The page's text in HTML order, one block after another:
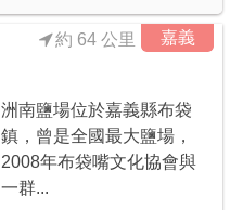
嘉義
約 64 公里
洲南鹽場位於嘉義縣布袋
鎮，曾是全國最大鹽場，
2008年布袋嘴文化協會與
一群...